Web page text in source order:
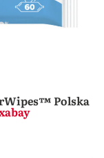
Polska